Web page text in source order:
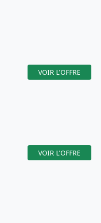
VOIR L'OFFRE
VOIR L'OFFRE